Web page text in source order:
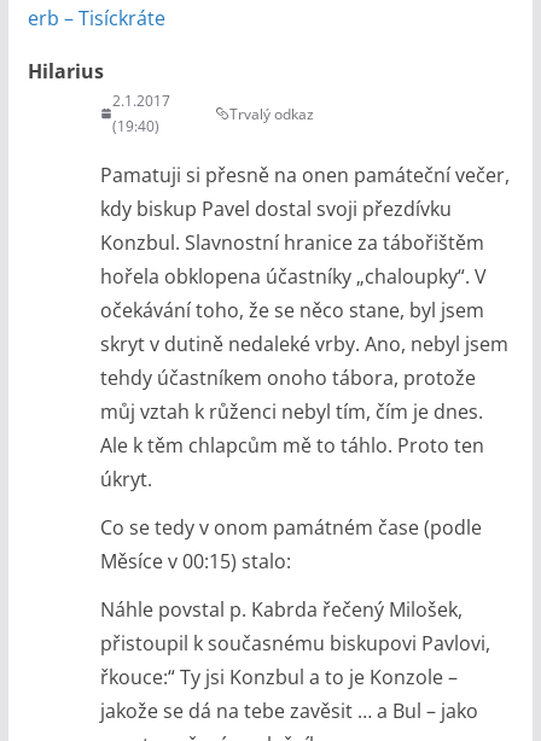
erb – Tisíckráte
Hilarius
2.1.2017
(19:40)
Trvalý odkaz
Pamatuji si přesně na onen památeční večer,
kdy biskup Pavel dostal svoji přezdívku
Konzbul. Slavnostní hranice za tábořištěm
hořela obklopena účastníky „chaloupky“. V
očekávání toho, že se něco stane, byl jsem
skryt v dutině nedaleké vrby. Ano, nebyl jsem
tehdy účastníkem onoho tábora, protože
můj vztah k růženci nebyl tím, čím je dnes.
Ale k těm chlapcům mě to táhlo. Proto ten
úkryt.
Co se tedy v onom památném čase (podle
Měsíce v 00:15) stalo:
Náhle povstal p. Kabrda řečený Milošek,
přistoupil k současnému biskupovi Pavlovi,
řkouce:“ Ty jsi Konzbul a to je Konzole –
jakože se dá na tebe zavěsit … a Bul – jako